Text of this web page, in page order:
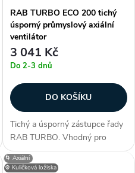
RAB TURBO ECO 200 tichý
úsporný průmyslový axiální
ventilátor
3 041 Kč
Do 2-3 dnů
DO KOŠÍKU
Tichý a úsporný zástupce řady
RAB TURBO. Vhodný pro
průměr potrubí 200, 210 mm.
Využitelný k umístění do hal,
⚙️ Kuličková ložiska
🌀 Axiální